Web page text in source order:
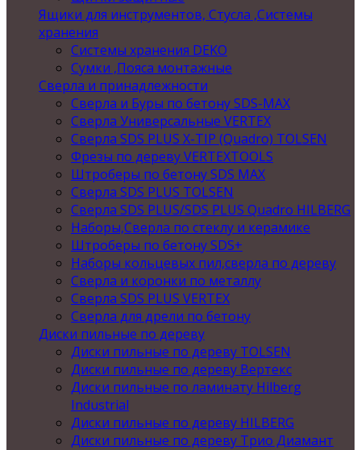
Ящики для инструментов, Стусла ,Системы
хранения
Системы хранения DEKO
Сумки ,Пояса монтажные
Сверла и принадлежности
Сверла и Буры по бетону SDS-MAX
Сверла Универсальные VERTEX
Сверла SDS PLUS X-TIP (Quadro) TOLSEN
Фрезы по дереву VERTEXTOOLS
Штроберы по бетону SDS MAX
Сверла SDS PLUS TOLSEN
Сверла SDS PLUS/SDS PLUS Quadro HILBERG
Наборы,Сверла по стеклу и керамике
Штроберы по бетону SDS+
Наборы кольцевых пил,сверла по дереву
Сверла и коронки по металлу
Сверла SDS PLUS VERTEX
Сверла для дрели по бетону
Диски пильные по дереву
Диски пильные по дереву TOLSEN
Диски пильные по дереву Вертекс
Диски пильные по ламинату Hilberg
Industrial
Диски пильные по дереву HILBERG
Диски пильные по дереву Трио Диамант